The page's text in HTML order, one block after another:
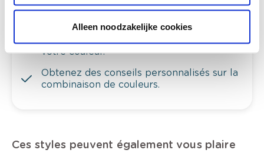
Alleen noodzakelijke cookies
Découvrez des échantillons de votre
Voyez les nuances assorties pour affiner
votre couleur.
Obtenez des conseils personnalisés sur la
combinaison de couleurs.
Ces styles peuvent également vous plaire